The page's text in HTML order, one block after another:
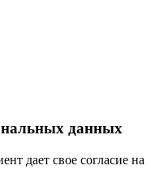
данных
дает свое согласие на